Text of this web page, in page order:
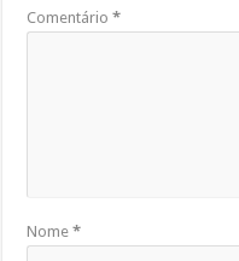
Comentário*
Nome*